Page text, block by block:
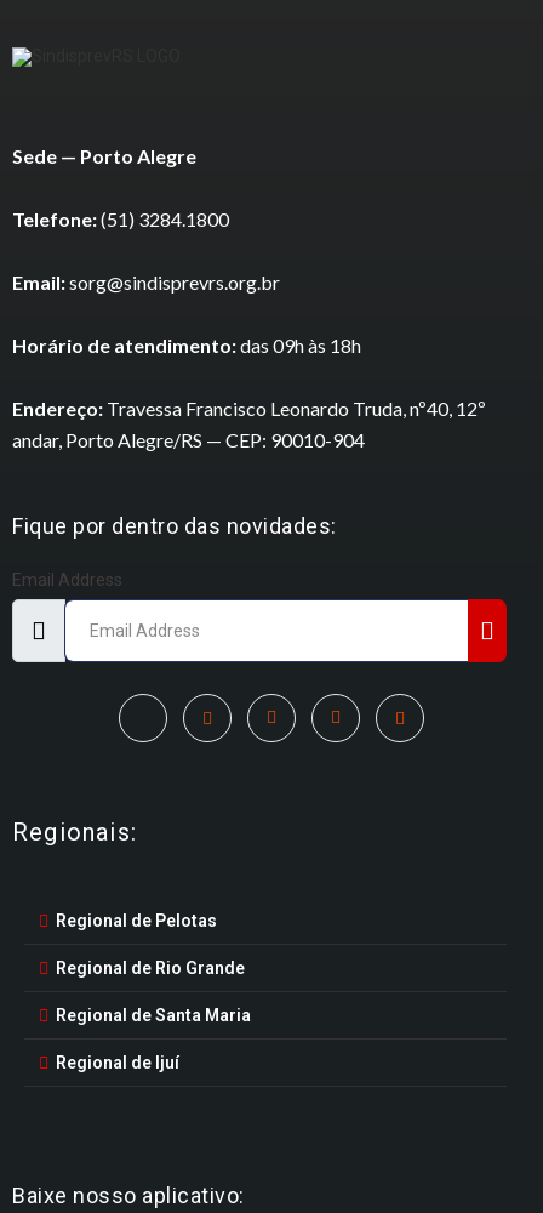
Sede — Porto Alegre
Telefone:(51) 3284.1800
Email:sorg@sindisprevrs.org.br
Horário de atendimento:das 09h às 18h
Endereço: Travessa Francisco Leonardo Truda, nº40, 12º
andar, Porto Alegre/RS — CEP: 90010-904
Fique por dentro das novidades:
Email Address
Regionais:
Regional de Pelotas
Regional de Rio Grande
Regional de Santa Maria
Regional de Ijuí
Baixe nosso aplicativo: